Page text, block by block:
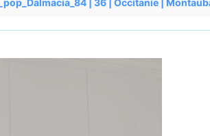
| 36 | Occitanie |